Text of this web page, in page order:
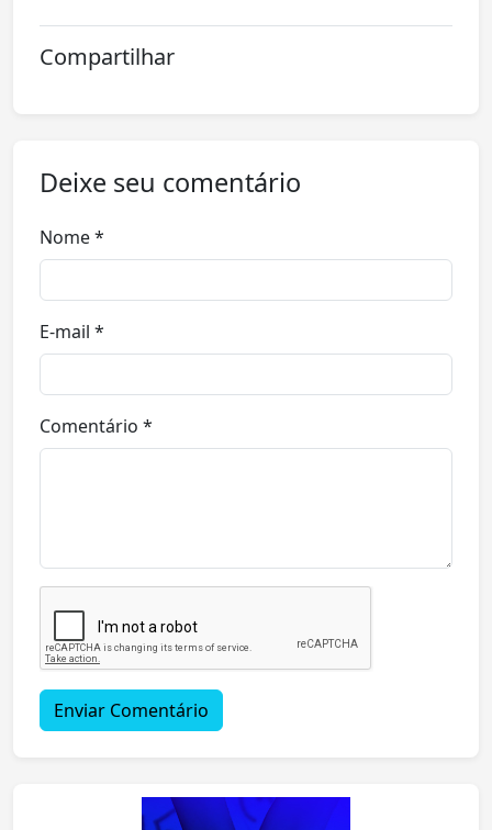
Compartilhar
Deixe seu comentário
Nome *
E-mail *
Comentário *
Enviar Comentário